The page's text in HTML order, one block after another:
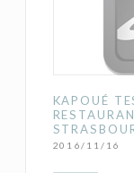
KAPOUÉ
2016/11/16